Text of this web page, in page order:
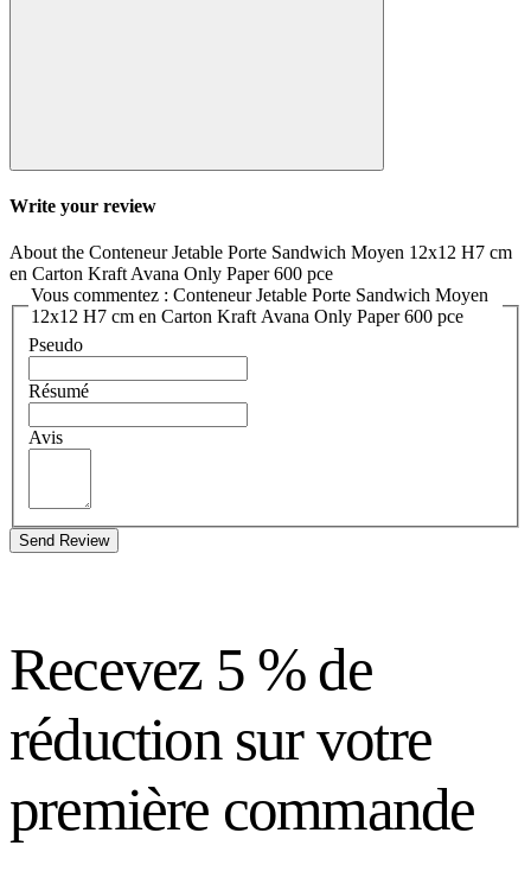
Write your review
About the Conteneur Jetable Porte Sandwich Moyen 12x12 H7 cm
en Carton Kraft Avana Only Paper 600 pce
Vous commentez : Conteneur Jetable Porte Sandwich Moyen
12x12 H7 cm en Carton Kraft Avana Only Paper 600 pce
Pseudo
Résumé
Avis
Send Review
Recevez 5 % de
réduction sur votre
première commande